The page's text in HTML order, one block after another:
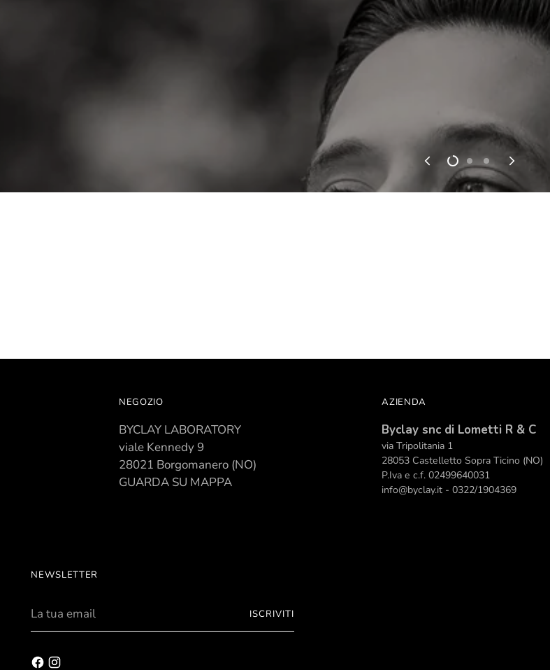
Personalizza
gli oggetti della tua vita.
NEGOZIO
BYCLAY LABORATORY
viale Kennedy 9
28021 Borgomanero (NO)
GUARDA SU MAPPA
AZIENDA
Byclay snc di Lometti R & C
via Tripolitania 1
28053 Castelletto Sopra Ticino (NO)
P.Iva e c.f. 02499640031
info@byclay.it - 0322/1904369
NEWSLETTER
tua
ISCRIVITI